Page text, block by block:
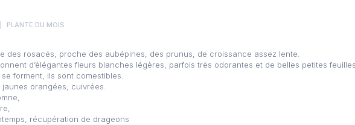
PLANTE DU MOIS
des rosacés, proche des aubépines, des prunus, de croissance assez lente.
d’élégantes fleurs blanches légères, parfois très odorantes et de belles petites
forment, ils sont comestibles.
jaunes orangées, cuivrées.
récupération de drageons